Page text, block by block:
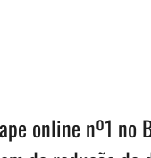
online nº1 no